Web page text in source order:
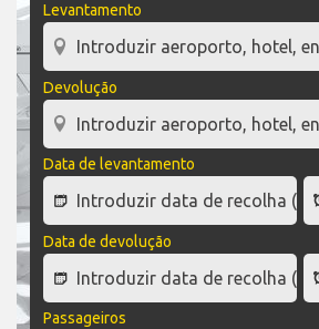
Levantamento
Devolução
Data de levantamento
Data de devolução
Passageiros